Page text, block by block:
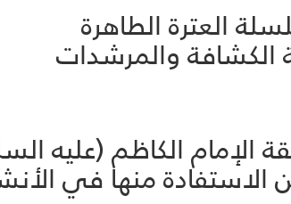
العترة الطاهرة
الكشافة والمرشدات
الكاظم (عليه
الاستفادة منها في